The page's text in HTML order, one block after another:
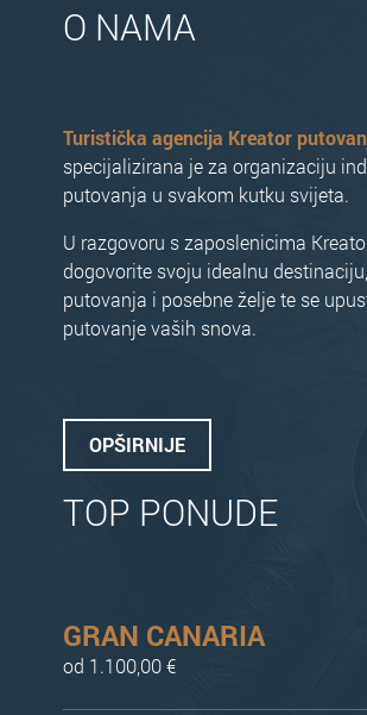
O NAMA
Turistička agencija Kreator
specijalizirana je za organizaciju
putovanja u svakom kutku svijeta.
U razgovoru s zaposlenicima
dogovorite svoju idealnu
putovanja i posebne želje te se
putovanje vaših snova.
OPŠIRNIJE
TOP PONUDE
GRAN CANARIA
od 1.100,00 €